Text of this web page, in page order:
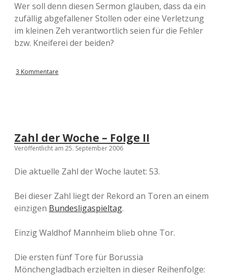
Wer soll denn diesen Sermon glauben, dass da ein
zufällig abgefallener Stollen oder eine Verletzung
im kleinen Zeh verantwortlich seien für die Fehler
bzw. Kneiferei der beiden?
3 Kommentare
Zahl der Woche – Folge II
Veröffentlicht am 25. September 2006
Die aktuelle Zahl der Woche lautet: 53.
Bei dieser Zahl liegt der Rekord an Toren an einem
einzigen Bundesligaspieltag.
Einzig Waldhof Mannheim blieb ohne Tor.
Die ersten fünf Tore für Borussia
Mönchengladbach erzielten in dieser Reihenfolge: